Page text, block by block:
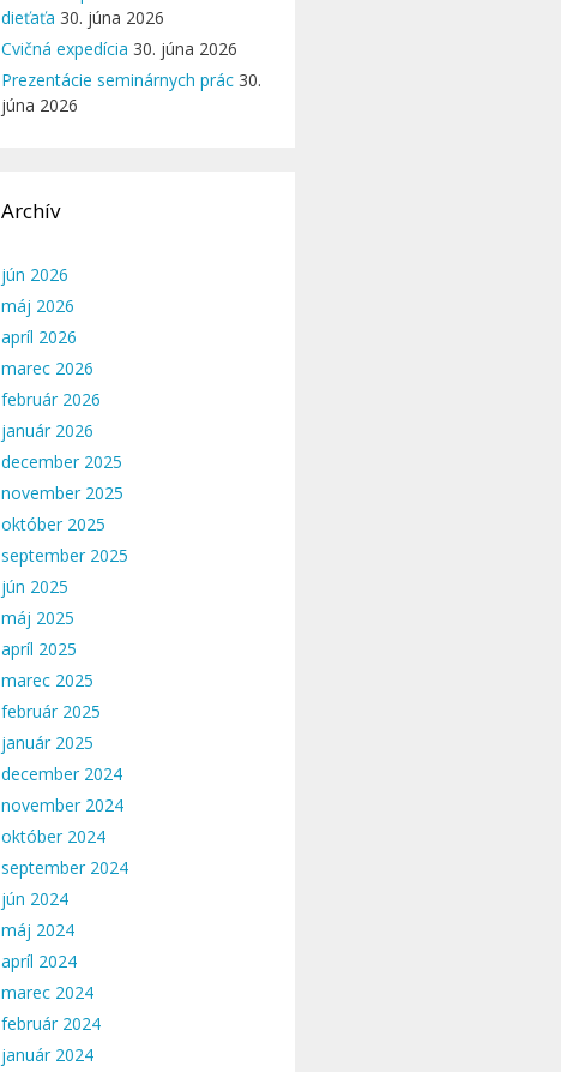
dieťaťa 30. júna 2026
Cvičná expedícia 30. júna 2026
Prezentácie seminárnych prác 30.
júna 2026
Archív
jún 2026
máj 2026
apríl 2026
marec 2026
február 2026
január 2026
december 2025
november 2025
október 2025
september 2025
jún 2025
máj 2025
apríl 2025
marec 2025
február 2025
január 2025
december 2024
november 2024
október 2024
september 2024
jún 2024
máj 2024
apríl 2024
marec 2024
február 2024
január 2024